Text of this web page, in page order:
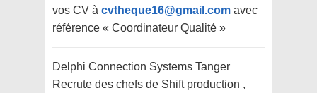
vos CV à cvtheque16@gmail.com avec
référence « Coordinateur Qualité »
Delphi Connection Systems Tanger
Recrute des chefs de Shift production ,